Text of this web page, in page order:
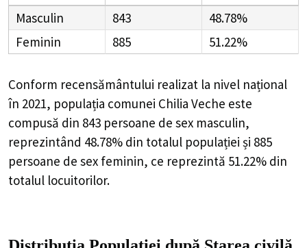
Masculin
843
48.78%
Feminin
885 51.22%
Conform recensământului realizat la nivel național
în 2021, populația comunei Chilia Veche este
compusă din 843 persoane de sex masculin,
reprezintând 48.78% din totalul populației și 885
persoane de sex feminin, ce reprezintă 51.22% din
totalul locuitorilor.